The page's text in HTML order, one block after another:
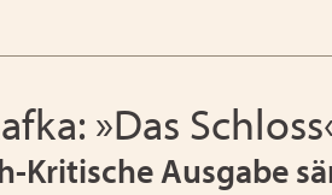
»Das
Kritische Ausgabe